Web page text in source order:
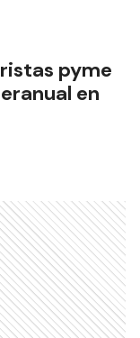
pyme
en